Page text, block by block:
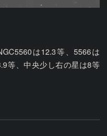
は12.3等、5566は
等、中央少し右の星は8等